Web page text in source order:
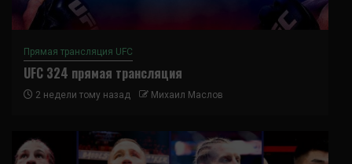
Прямая трансляция UFC
UFC 324 прямая трансляция
2 недели тому назад Михаил Маслов